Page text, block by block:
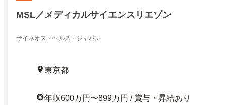
MSL／メディカルサイエンスリエゾン
サイネオス・ヘルス・ジャパン
東京都
年収600万円〜899万円 / 賞与・昇給あり